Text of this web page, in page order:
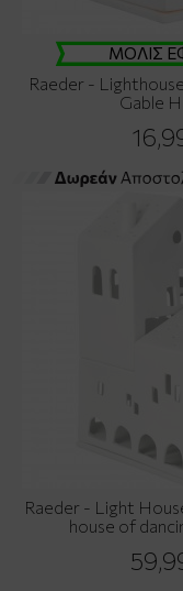
ΜΟΛΙΣ
Raeder -
Gable
Raeder - Light
house of